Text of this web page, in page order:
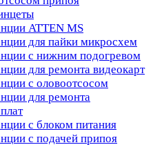
ATTEN MS
для пайки микросхем
с нижним подогревом
для ремонта видеокарт
с оловоотсосом
для ремонта
с блоком питания
с подачей припоя